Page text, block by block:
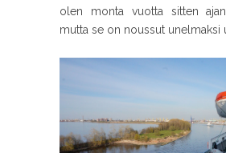
olen monta vuotta sitten
mutta se on noussut unelmaksi